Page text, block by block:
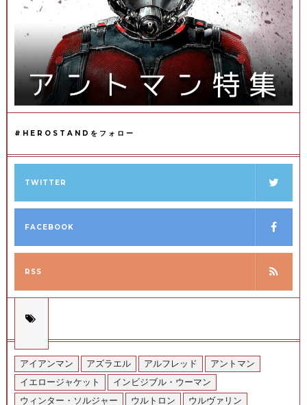
#HEROSTANDをフォロー
TWITTER
FACEBOOK
RSS
アイアンマン アズラエル アルフレッド
アントマン
イエロージャケット
インビジブル・ウーマン
ウィンター・ソルジャー
ウルトロン ウルヴァリン